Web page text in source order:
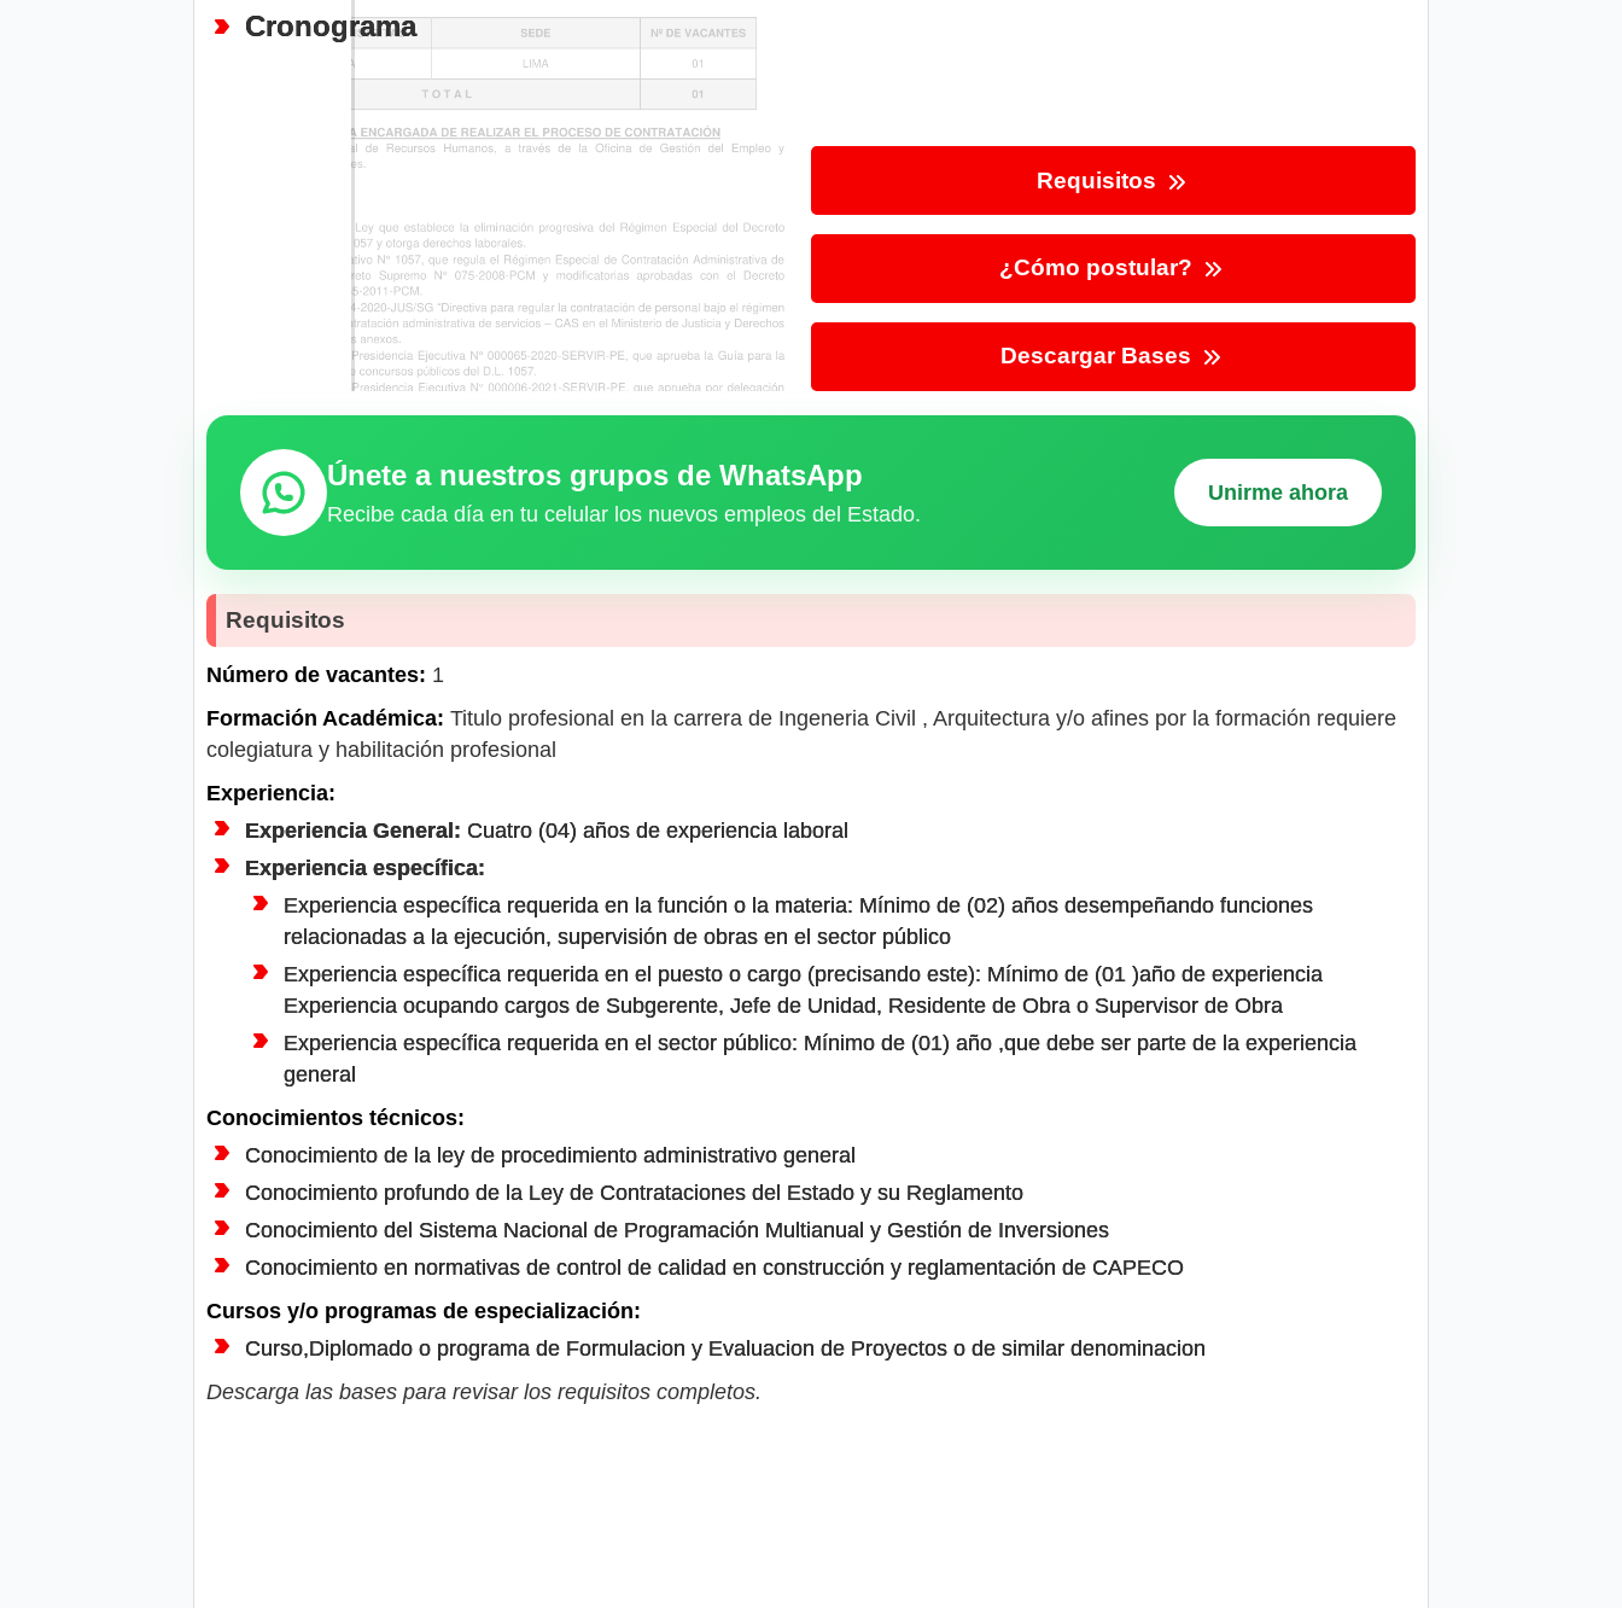
Cronograma
Requisitos
¿Cómo postular?
Descargar Bases
Únete a nuestros grupos de WhatsApp
Recibe cada día en tu celular los nuevos empleos del Estado.
Unirme ahora
Requisitos
Número de vacantes: 1
Formación Académica: Titulo profesional en la carrera de Ingeneria Civil , Arquitectura y/o afines por la formación requiere
colegiatura y habilitación profesional
Experiencia:
Experiencia General: Cuatro (04) años de experiencia laboral
Experiencia específica:
Experiencia específica requerida en la función o la materia: Mínimo de (02) años desempeñando funciones
relacionadas a la ejecución, supervisión de obras en el sector público
Experiencia específica requerida en el puesto o cargo (precisando este): Mínimo de (01 )año de experiencia
Experiencia ocupando cargos de Subgerente, Jefe de Unidad, Residente de Obra o Supervisor de Obra
Experiencia específica requerida en el sector público: Mínimo de (01) año ,que debe ser parte de la experiencia
general
Conocimientos técnicos:
Conocimiento de la ley de procedimiento administrativo general
Conocimiento profundo de la Ley de Contrataciones del Estado y su Reglamento
Conocimiento del Sistema Nacional de Programación Multianual y Gestión de Inversiones
Conocimiento en normativas de control de calidad en construcción y reglamentación de CAPECO
Cursos y/o programas de especialización:
Curso,Diplomado o programa de Formulacion y Evaluacion de Proyectos o de similar denominacion
Descarga las bases para revisar los requisitos completos.